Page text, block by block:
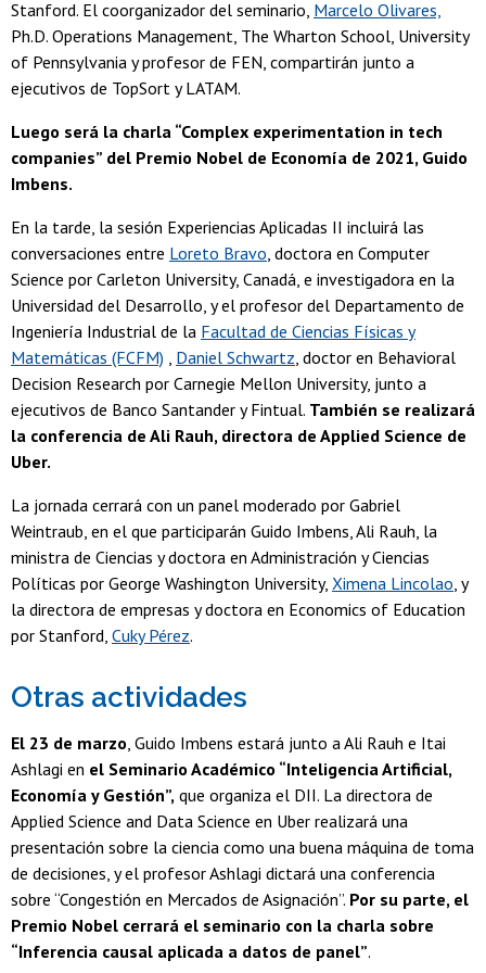
Stanford. El coorganizador del seminario, Marcelo Olivares,
Ph.D. Operations Management, The Wharton School, University
of Pennsylvania y profesor de FEN, compartirán junto a
ejecutivos de TopSort y LATAM.
Luego será la charla “Complex experimentation in tech
companies” del Premio Nobel de Economía de 2021, Guido
Imbens.
En la tarde, la sesión Experiencias Aplicadas II incluirá las
conversaciones entre Loreto Bravo, doctora en Computer
Science por Carleton University, Canadá, e investigadora en la
Universidad del Desarrollo, y el profesor del Departamento de
Ingeniería Industrial de la Facultad de Ciencias Físicas y
Matemáticas (FCFM) , Daniel Schwartz, doctor en Behavioral
Decision Research por Carnegie Mellon University, junto a
ejecutivos de Banco Santander y Fintual. También se realizará
la conferencia de Ali Rauh, directora de Applied Science de
Uber.
La jornada cerrará con un panel moderado por Gabriel
Weintraub, en el que participarán Guido Imbens, Ali Rauh, la
ministra de Ciencias y doctora en Administración y Ciencias
Políticas por George Washington University, Ximena Lincolao, y
la directora de empresas y doctora en Economics of Education
por Stanford, Cuky Pérez.
Otras actividades
El 23 de marzo, Guido Imbens estará junto a Ali Rauh e Itai
Ashlagi en el Seminario Académico “Inteligencia Artificial,
Economía y Gestión”, que organiza el DII. La directora de
Applied Science and Data Science en Uber realizará una
presentación sobre la ciencia como una buena máquina de toma
de decisiones, y el profesor Ashlagi dictará una conferencia
sobre “Congestión en Mercados de Asignación”. Por su parte, el
Premio Nobel cerrará el seminario con la charla sobre
“Inferencia causal aplicada a datos de panel”.